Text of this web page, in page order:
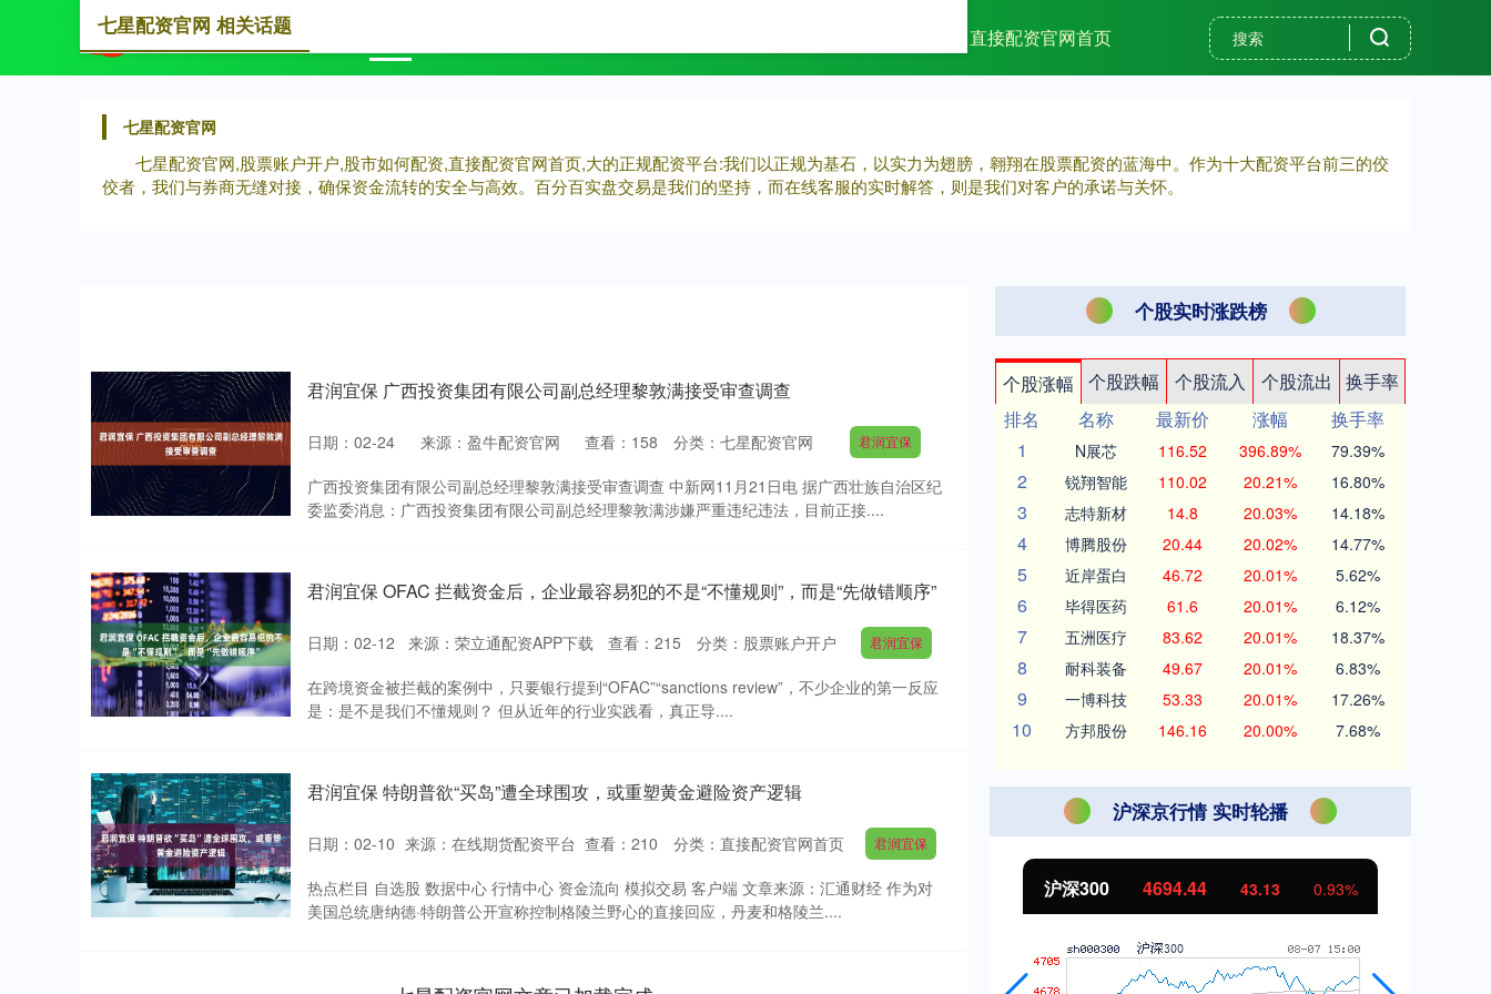
直接配资官网首页
七星配资官网
七星配资官网,股票账户开户,股市如何配资,直接配资官网首页,大的正规配资平台:我们以正规为基石，以实力为翅膀，翱翔在股票配资的蓝海中。作为十大配资平台前三的佼
佼者，我们与券商无缝对接，确保资金流转的安全与高效。百分百实盘交易是我们的坚持，而在线客服的实时解答，则是我们对客户的承诺与关怀。
七星配资官网 相关话题
君润宜保 广西投资集团有限公司副总经理黎敦满接受审查调查
日期：02-24 来源：盈牛配资官网 查看： 158 分类： 七星配资官网 君润宜保
广西投资集团有限公司副总经理黎敦满接受审查调查 中新网11月21日电 据广西壮族自治区纪
委监委消息：广西投资集团有限公司副总经理黎敦满涉嫌严重违纪违法，目前正接....
君润宜保 OFAC 拦截资金后，企业最容易犯的不是“不懂规则”，而是“先做错顺序”
日期：02-12 来源：荣立通配资APP下载 查看： 215 分类： 股票账户开户 君润宜保
在跨境资金被拦截的案例中，只要银行提到“OFAC”“sanctions review”，不少企业的第一反应
是：是不是我们不懂规则？ 但从近年的行业实践看，真正导....
君润宜保 特朗普欲“买岛”遭全球围攻，或重塑黄金避险资产逻辑
日期：02-10 来源：在线期货配资平台 查看： 210 分类： 直接配资官网首页 君润宜保
热点栏目 自选股 数据中心 行情中心 资金流向 模拟交易 客户端 文章来源：汇通财经 作为对
美国总统唐纳德·特朗普公开宣称控制格陵兰野心的直接回应，丹麦和格陵兰....
个股实时涨跌榜
个股涨幅 个股跌幅 个股流入 个股流出
换手率
排名
名称 最新价 涨幅
换手率
1
N展芯 116.52 396.89% 79.39%
2 锐翔智能 110.02 20.21% 16.80%
3 志特新材 14.8 20.03% 14.18%
4 博腾股份 20.44 20.02% 14.77%
5 近岸蛋白 46.72 20.01% 5.62%
6 毕得医药 61.6 20.01% 6.12%
7 五洲医疗 83.62 20.01% 18.37%
8 耐科装备 49.67 20.01% 6.83%
9 一博科技 53.33 20.01% 17.26%
10 方邦股份 146.16 20.00% 7.68%
沪深京行情 实时轮播
1.02% 深证成指 14311.01 200.89 1.42% 沪深300 4694.44 43.13 0.93% 北证50 1134.24 11.37 1.01%